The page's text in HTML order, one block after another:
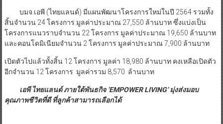
บมจ.เอพี (ไทยแลนด์) มีแผนพัฒนาโครงการใหม่ในปี 2564 รวมทั้ง
สิ้นจำนวน 24 โครงการ มูลค่าประมาณ 27,550 ล้านบาท ซึ่งแบ่งเป็น
โครงการแนวราบจำนวน 22 โครงการ มูลค่าประมาณ 19,650 ล้านบาท
และคอนโดมิเนียมจำนวน 2 โครงการ มูลค่าประมาณ 7,900 ล้านบาท
เปิดตัวไปแล้วทั้งสิ้น 12 โครงการ มูลค่า 18,980 ล้านบาท คงเหลือเปิดตัว
อีกจำนวน 12 โครงการ มูลค่ารวม 8,570 ล้านบาท
เอพี ไทยแลนด์ ภายใต้พันธกิจ ‘EMPOWER LIVING’ มุ่งส่งมอบ
คุณภาพชีวิตที่ดี ที่ลูกค้าสามารถเลือกได้